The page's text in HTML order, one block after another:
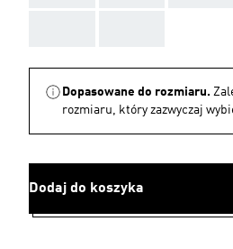
Dopasowane do rozmiaru.
rozmiaru, który zazwyczaj
Dodaj do koszyka